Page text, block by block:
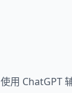
使用 ChatGPT